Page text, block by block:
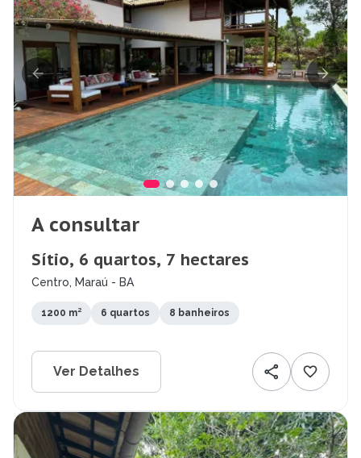
A consultar
Sítio, 6 quartos, 7 hectares
Centro, Maraú - BA
1200 m² 6 quartos 8 banheiros
Ver Detalhes